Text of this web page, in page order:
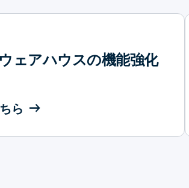
ェアハウスの機能強化
ら